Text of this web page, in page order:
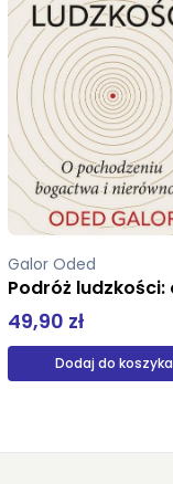
Galor Oded
49,90 zł
Dodaj do koszyka